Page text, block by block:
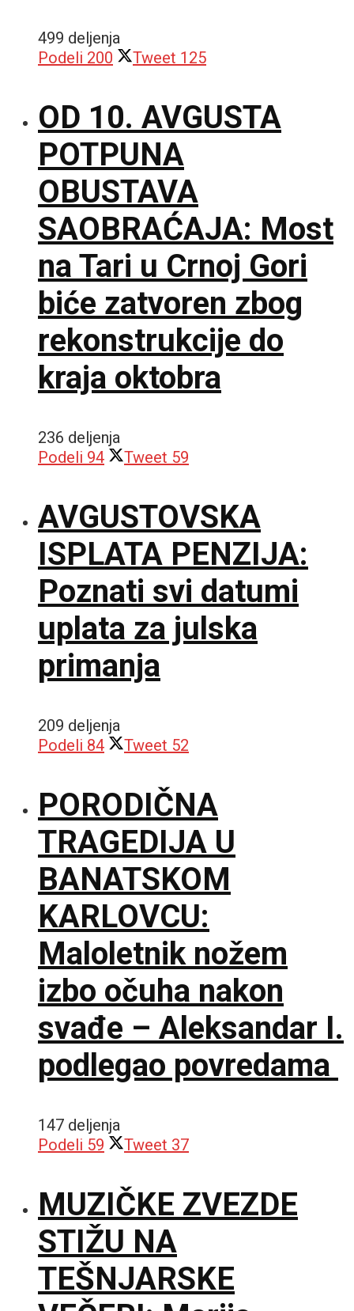
499 deljenja
Podeli 200 Tweet 125
OD 10. AVGUSTA
POTPUNA
OBUSTAVA
SAOBRAĆAJA: Most
na Tari u Crnoj Gori
biće zatvoren zbog
rekonstrukcije do
kraja oktobra
236 deljenja
Podeli 94 Tweet 59
AVGUSTOVSKA
ISPLATA PENZIJA:
Poznati svi datumi
uplata za julska
primanja
209 deljenja
Podeli 84 Tweet 52
PORODIČNA
TRAGEDIJA U
BANATSKOM
KARLOVCU:
Maloletnik nožem
izbo očuha nakon
svađe – Aleksandar I.
podlegao povredama
147 deljenja
Podeli 59 Tweet 37
MUZIČKE ZVEZDE
STIŽU NA
TEŠNJARSKE